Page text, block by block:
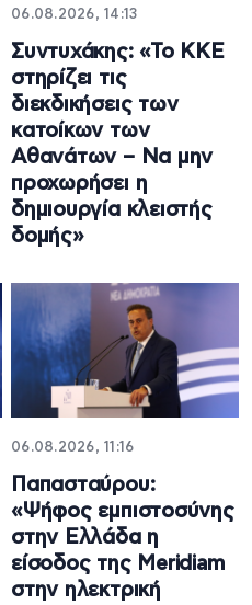
06.08.2026, 14:13
Συντυχάκης: «Το ΚΚΕ
στηρίζει τις
διεκδικήσεις των
κατοίκων των
Αθανάτων – Να μην
προχωρήσει η
δημιουργία κλειστής
δομής»
06.08.2026, 11:16
Παπασταύρου:
«Ψήφος εμπιστοσύνης
στην Ελλάδα η
είσοδος της Meridiam
στην ηλεκτρική